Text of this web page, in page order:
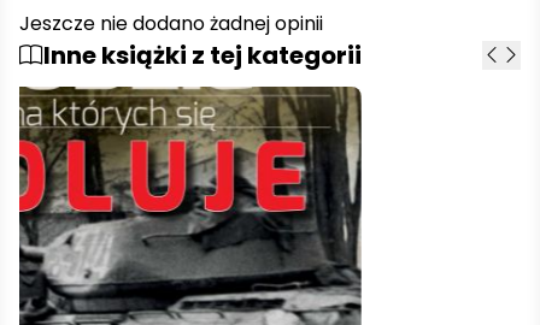
Jeszcze nie dodano żadnej opinii
Inne książki z tej kategorii